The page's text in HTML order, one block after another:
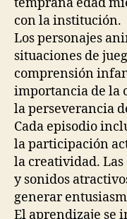
con la institución.
Los personajes
situaciones de
comprensión
importancia de la
la perseverancia
Cada episodio
la participación
la creatividad.
y sonidos
generar
El aprendizaje se